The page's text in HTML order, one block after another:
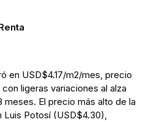
en USD$4.17/m2/mes, precio
ligeras variaciones al alza
meses. El precio más alto de la
Luis Potosí (USD$4.30),